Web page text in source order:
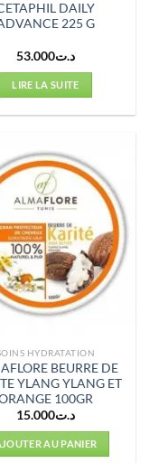
DAILY
225 G
د.ت53.000
LIRE LA SUITE
HYDRATATION
BEURRE DE
YLANG YLANG ET
100GR
د.ت15.000
AU PANIER